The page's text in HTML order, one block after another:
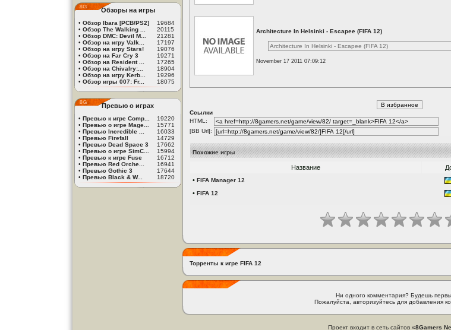
Обзоры на игры
• Обзор Ibara [PCB/PS2]
19684
• Обзор The Walking ...
20115
• Обзор DMC: Devil M...
21281
• Обзор на игру Valk...
17197
• Обзор на игру Stars!
19076
• Обзор на Far Cry 3
19271
• Обзор на Resident ...
17265
• Обзор на Chivalry:...
18904
• Обзор на игру Kerb...
19296
• Обзор игры 007: Fr... 18075
Превью о играх
• Превью к игре Comp...
19220
• Превью о игре Mage...
15771
• Превью Incredible ...
16033
• Превью Firefall
14729
• Превью Dead Space 3
17662
• Превью о игре SimC...
15994
• Превью к игре Fuse
16712
• Превью Red Orche...
16941
• Превью Gothic 3
17644
• Превью Black & W... 18720
Architecture In Helsinki - Escapee (FIFA 12)
Architecture In Helsinki - Escapee (FIFA 12)
November 17 2011 07:09:12
Ссылки
HTML:
[BB Url]:
Похожие игры
Название
• FIFA Manager 12
• FIFA 12
Торренты к игре FIFA 12
Ни одного комментария? Будешь
Пожалуйста, авторизуйтесь для добавления
Проект входит в сеть сайтов «8Gamers